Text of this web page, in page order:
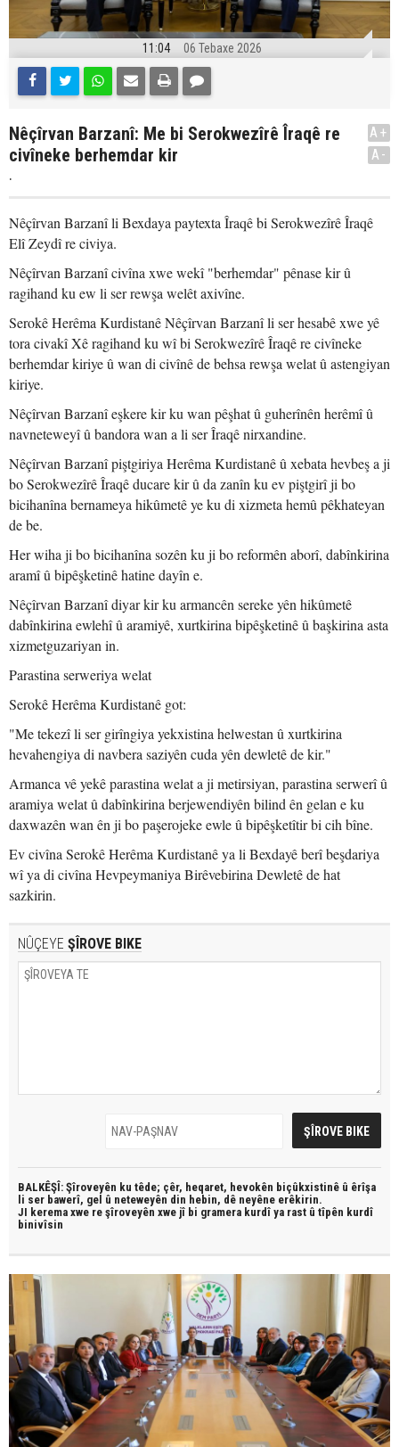
11:04 06 Tebaxe 2026
Nêçîrvan Barzanî: Me bi Serokwezîrê Îraqê re
civîneke berhemdar kir
.
A+
A-
Nêçîrvan Barzanî li Bexdaya paytexta Îraqê bi Serokwezîrê Îraqê
Elî Zeydî re civiya.
Nêçîrvan Barzanî civîna xwe wekî "berhemdar" pênase kir û
ragihand ku ew li ser rewşa welêt axivîne.
Serokê Herêma Kurdistanê Nêçîrvan Barzanî li ser hesabê xwe yê
tora civakî Xê ragihand ku wî bi Serokwezîrê Îraqê re civîneke
berhemdar kiriye û wan di civînê de behsa rewşa welat û astengiyan
kiriye.
Nêçîrvan Barzanî eşkere kir ku wan pêşhat û guherînên herêmî û
navneteweyî û bandora wan a li ser Îraqê nirxandine.
Nêçîrvan Barzanî piştgiriya Herêma Kurdistanê û xebata hevbeş a ji
bo Serokwezîrê Îraqê ducare kir û da zanîn ku ev piştgirî ji bo
bicihanîna bernameya hikûmetê ye ku di xizmeta hemû pêkhateyan
de be.
Her wiha ji bo bicihanîna sozên ku ji bo reformên aborî, dabînkirina
aramî û bipêşketinê hatine dayîn e.
Nêçîrvan Barzanî diyar kir ku armancên sereke yên hikûmetê
dabînkirina ewlehî û aramiyê, xurtkirina bipêşketinê û başkirina asta
xizmetguzariyan in.
Parastina serweriya welat
Serokê Herêma Kurdistanê got:
"Me tekezî li ser girîngiya yekxistina helwestan û xurtkirina
hevahengiya di navbera saziyên cuda yên dewletê de kir."
Armanca vê yekê parastina welat a ji metirsiyan, parastina serwerî û
aramiya welat û dabînkirina berjewendiyên bilind ên gelan e ku
daxwazên wan ên ji bo paşerojeke ewle û bipêşketîtir bi cih bîne.
Ev civîna Serokê Herêma Kurdistanê ya li Bexdayê berî beşdariya
wî ya di civîna Hevpeymaniya Birêvebirina Dewletê de hat
sazkirin.
NÛÇEYE ŞÎROVE BIKE
BALKÊŞÎ: Şîroveyên ku têde; çêr, heqaret, hevokên biçûkxistinê û êrîşa
li ser bawerî, gel û neteweyên din hebin, dê neyêne erêkirin.
JI kerema xwe re şîroveyên xwe jî bi gramera kurdî ya rast û tîpên kurdî
binivîsin